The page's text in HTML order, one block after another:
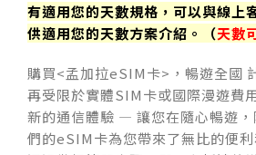
有適用您的天數規格，可以與線上
供適用您的天數方案介紹。（天數
購買<孟加拉eSIM卡>，暢遊全國
再受限於實體SIM卡或國際漫遊費
新的通信體驗 — 讓您在隨心暢遊，
們的eSIM卡為您帶來了無比的便